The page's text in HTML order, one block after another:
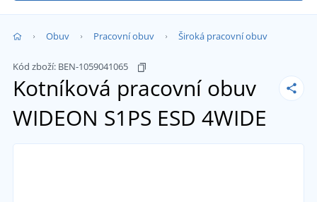
Obuv Pracovní obuv Široká pracovní obuv
Kód zboží: BEN-1059041065
Kotníková pracovní obuv
WIDEON S1PS ESD 4WIDE